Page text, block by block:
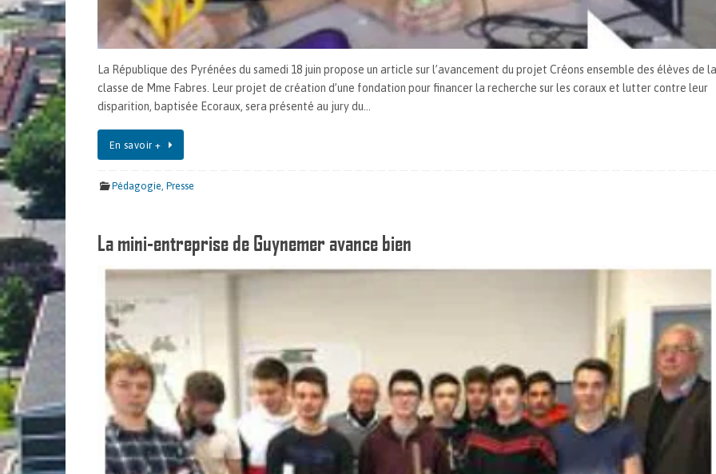
La République des Pyrénées du samedi 18 juin propose un article sur l’avancement du projet Créons ensemble des élèves de la
classe de Mme Fabres. Leur projet de création d’une fondation pour financer la recherche sur les coraux et lutter contre leur
disparition, baptisée Ecoraux, sera présenté au jury du…
En savoir +
Pédagogie ,Presse
La mini-entreprise de Guynemer avance bien